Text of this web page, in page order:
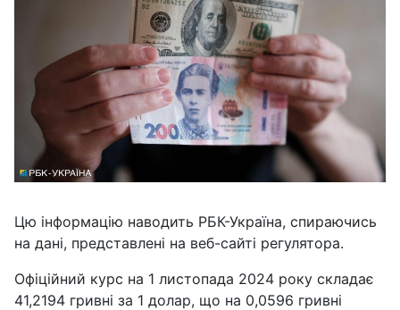
Цю інформацію наводить РБК-Україна, спираючись
на дані, представлені на веб-сайті регулятора.
Офіційний курс на 1 листопада 2024 року складає
41,2194 гривні за 1 долар, що на 0,0596 гривні